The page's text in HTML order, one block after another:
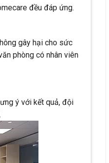
đều đáp ứng.
gây hại cho sức
phòng có nhân viên
ý với kết quả, đội